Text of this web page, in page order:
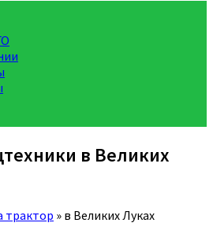
в Великих
трактор » в Великих Луках